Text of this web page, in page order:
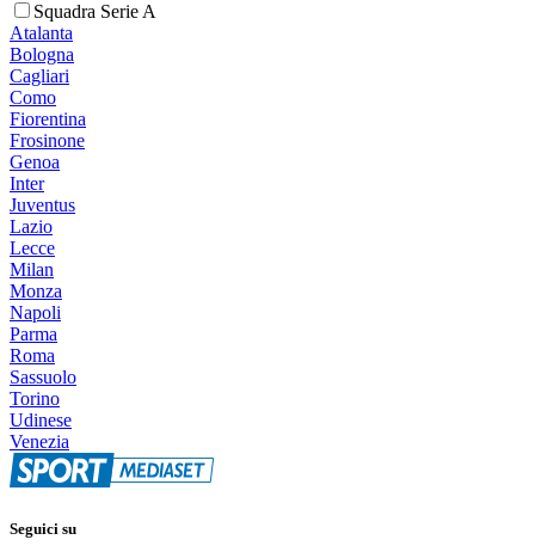
Squadra Serie A
Atalanta
Bologna
Cagliari
Como
Fiorentina
Frosinone
Genoa
Inter
Juventus
Lazio
Lecce
Milan
Monza
Napoli
Parma
Roma
Sassuolo
Torino
Udinese
Venezia
Seguici su